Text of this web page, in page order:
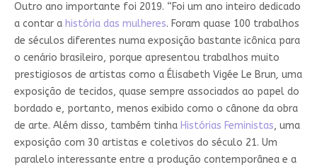
Outro ano importante foi 2019. “Foi um ano inteiro dedicado
a contar a história das mulheres. Foram quase 100 trabalhos
de séculos diferentes numa exposição bastante icônica para
o cenário brasileiro, porque apresentou trabalhos muito
prestigiosos de artistas como a Élisabeth Vigée Le Brun, uma
exposição de tecidos, quase sempre associados ao papel do
bordado e, portanto, menos exibido como o cânone da obra
de arte. Além disso, também tinha Histórias Feministas, uma
exposição com 30 artistas e coletivos do século 21. Um
paralelo interessante entre a produção contemporânea e a